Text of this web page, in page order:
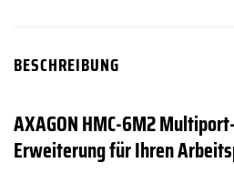
BESCHREIBUNG
AXAGON HMC-6M2
Erweiterung für Ihren